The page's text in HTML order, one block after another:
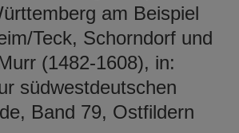
am Beispiel
Teck, Schorndorf und
(1482-1608), in:
südwestdeutschen
Band 79, Ostfildern